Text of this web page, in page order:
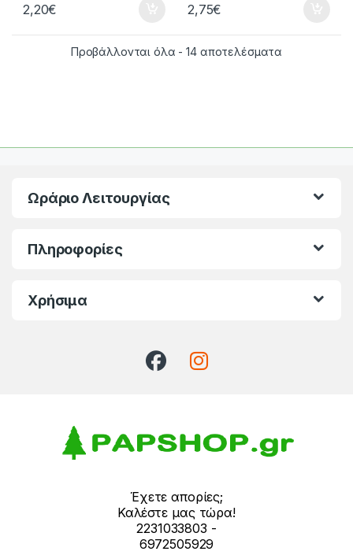
2,20€ 2,75€
Προβάλλονται όλα - 14 αποτελέσματα
Ωράριο Λειτουργίας
Πληροφορίες
Χρήσιμα
Έχετε απορίες;
Καλέστε μας τώρα!
2231033803 -
6972505929